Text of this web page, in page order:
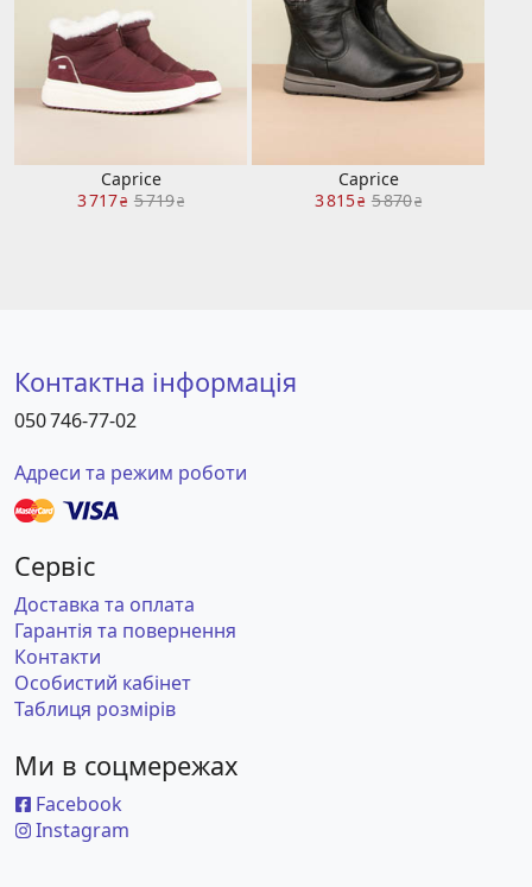
Caprice
3 717₴ 5 719₴
Caprice
3 815₴ 5 870₴
Контактна інформація
050 746-77-02
Адреси та режим роботи
Сервіс
Доставка та оплата
Гарантія та повернення
Контакти
Особистий кабінет
Таблиця розмірів
Ми в соцмережах
Facebook
Instagram